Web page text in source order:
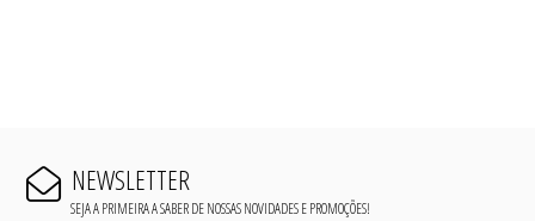
NEWSLETTER
SEJA A PRIMEIRA A SABER DE NOSSAS NOVIDADES E PROMOÇÕES!